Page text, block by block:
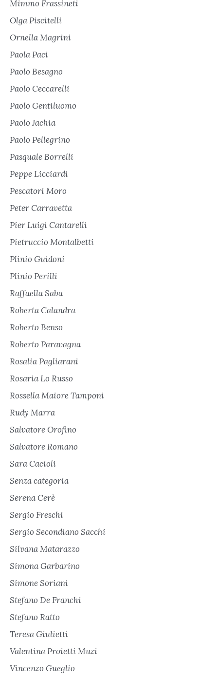
Mimmo Frassineti
Olga Piscitelli
Ornella Magrini
Paola Paci
Paolo Besagno
Paolo Ceccarelli
Paolo Gentiluomo
Paolo Jachia
Paolo Pellegrino
Pasquale Borrelli
Peppe Licciardi
Pescatori Moro
Peter Carravetta
Pier Luigi Cantarelli
Pietruccio Montalbetti
Plinio Guidoni
Plinio Perilli
Raffaella Saba
Roberta Calandra
Roberto Benso
Roberto Paravagna
Rosalia Pagliarani
Rosaria Lo Russo
Rossella Maiore Tamponi
Rudy Marra
Salvatore Orofino
Salvatore Romano
Sara Cacioli
Senza categoria
Serena Cerè
Sergio Freschi
Sergio Secondiano Sacchi
Silvana Matarazzo
Simona Garbarino
Simone Soriani
Stefano De Franchi
Stefano Ratto
Teresa Giulietti
Valentina Proietti Muzi
Vincenzo Gueglio